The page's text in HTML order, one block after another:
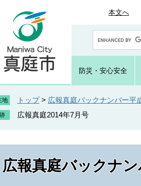
本文へ
o
e
カ
防災・ 安心安全
地 トップ > 広報真庭バックナンバー平
広報真庭2014年7月号
広報真庭バックナン